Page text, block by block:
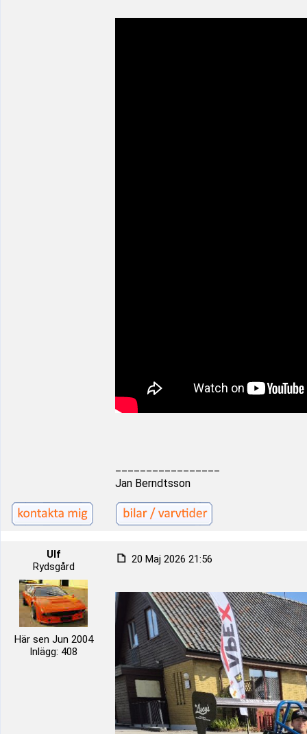
Jan Berndtsson
Ulf
Rydsgård
Här sen Jun 2004
Inlägg: 408
20 Maj 2026 21:56